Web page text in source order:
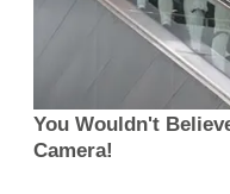
You Wouldn't
Camera!